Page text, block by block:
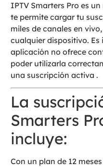
IPTV Smarters Pro es
te permite cargar tu
miles de canales en
cualquier dispositivo.
aplicación no ofrece
poder utilizarla
una suscripción activa .
La
Smarters
incluye:
Con un plan de 12